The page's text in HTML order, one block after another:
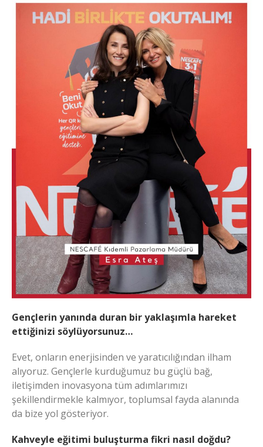
Gençlerin yanında duran bir yaklaşımla hareket
ettiğinizi söylüyorsunuz…
Evet, onların enerjisinden ve yaratıcılığından ilham
alıyoruz. Gençlerle kurduğumuz bu güçlü bağ,
iletişimden inovasyona tüm adımlarımızı
şekillendirmekle kalmıyor, toplumsal fayda alanında
da bize yol gösteriyor.
Kahveyle eğitimi buluşturma fikri nasıl doğdu?